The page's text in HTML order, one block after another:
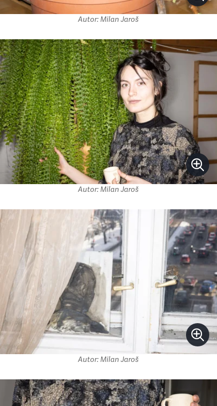
Autor: Milan Jaroš
Autor: Milan Jaroš
Autor: Milan Jaroš